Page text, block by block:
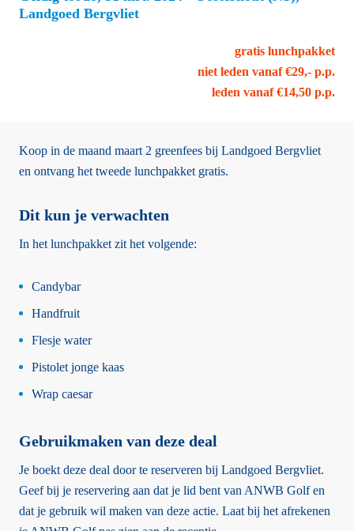
Landgoed Bergvliet
gratis lunchpakket
niet leden vanaf €29,- p.p.
leden vanaf €14,50 p.p.
Koop in de maand maart 2 greenfees bij Landgoed Bergvliet
en ontvang het tweede lunchpakket gratis.
Dit kun je verwachten
In het lunchpakket zit het volgende:
Candybar
Handfruit
Flesje water
Pistolet jonge kaas
Wrap caesar
Gebruikmaken van deze deal
Je boekt deze deal door te reserveren bij Landgoed Bergvliet.
Geef bij je reservering aan dat je lid bent van ANWB Golf en
dat je gebruik wil maken van deze actie. Laat bij het afrekenen